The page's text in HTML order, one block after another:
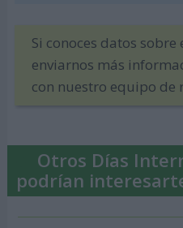
Si conoces datos
enviarnos más
con nuestro equipo de
Otros Días
podrían